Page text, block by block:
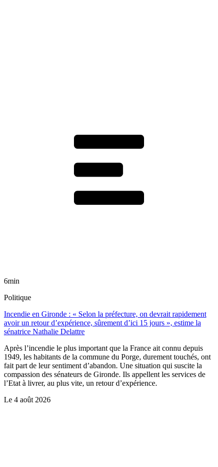
6min
Politique
Incendie en Gironde : « Selon la préfecture, on devrait rapidement
avoir un retour d’expérience, sûrement d’ici 15 jours », estime la
sénatrice Nathalie Delattre
Après l’incendie le plus important que la France ait connu depuis
1949, les habitants de la commune du Porge, durement touchés, ont
fait part de leur sentiment d’abandon. Une situation qui suscite la
compassion des sénateurs de Gironde. Ils appellent les services de
l’Etat à livrer, au plus vite, un retour d’expérience.
Le 4 août 2026